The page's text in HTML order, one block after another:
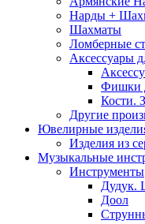
Нарды +
Шахматы
Ломберные
Аксессуары
Фишки
Кости.
Другие
Ювелирные
Изделия из
Музыкальные
Инструменты
Дудук.
Доол